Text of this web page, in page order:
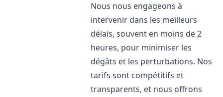
Nous nous engageons à
intervenir dans les meilleurs
délais, souvent en moins de 2
heures, pour minimiser les
dégâts et les perturbations. Nos
tarifs sont compétitifs et
transparents, et nous offrons